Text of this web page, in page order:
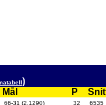
)
Mål P
66-31 (2.1290) 32
6535